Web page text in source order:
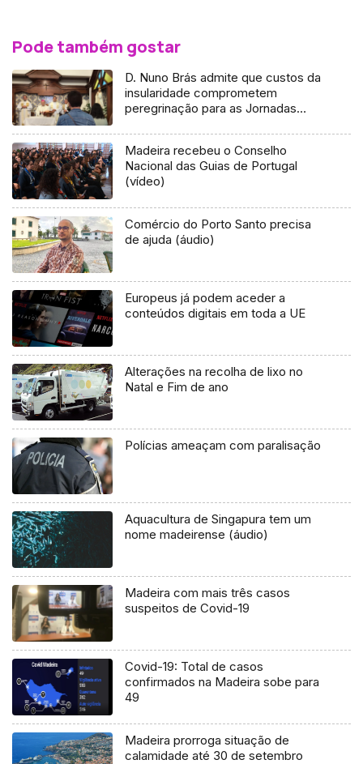
Pode também gostar
D. Nuno Brás admite que custos da
insularidade comprometem
peregrinação para as Jornadas
Madeira recebeu o Conselho
Nacional das Guias de Portugal
(vídeo)
Comércio do Porto Santo precisa
de ajuda (áudio)
Europeus já podem aceder a
conteúdos digitais em toda a UE
Alterações na recolha de lixo no
Natal e Fim de ano
Polícias ameaçam com paralisação
Aquacultura de Singapura tem um
nome madeirense (áudio)
Madeira com mais três casos
suspeitos de Covid-19
Covid-19: Total de casos
confirmados na Madeira sobe para
49
Madeira prorroga situação de
calamidade até 30 de setembro